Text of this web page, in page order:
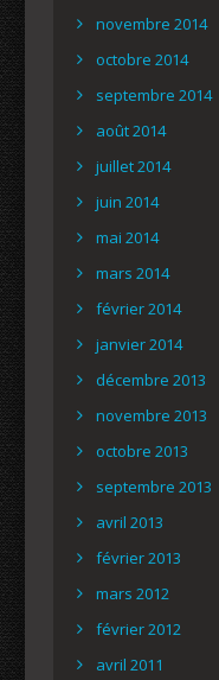
novembre 2014
octobre 2014
septembre 2014
août 2014
juillet 2014
juin 2014
mai 2014
mars 2014
février 2014
janvier 2014
décembre 2013
novembre 2013
octobre 2013
septembre 2013
avril 2013
février 2013
mars 2012
février 2012
avril 2011